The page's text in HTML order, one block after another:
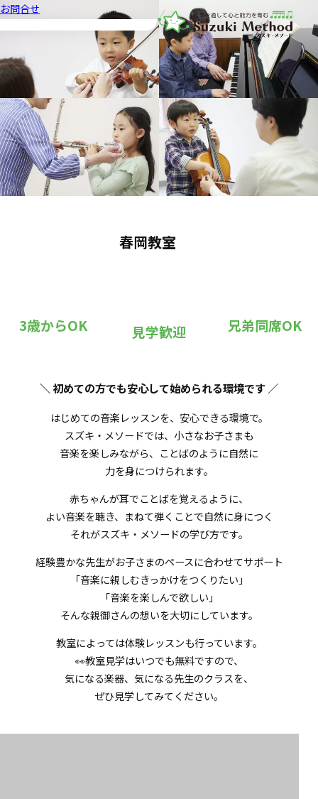
音楽教室スズキ・メソード | 公益
お問合せ
春岡教室
3歳からOK 見学歓迎 兄弟同席OK
＼ 初めての方でも安心して始められる環境です／
はじめての音楽レッスンを、安心できる環境で。
スズキ・メソードでは、小さなお子さまも
音楽を楽しみながら、ことばのように自然に
力を身につけられます。
赤ちゃんが耳でことばを覚えるように、
よい音楽を聴き、まねて弾くことで自然に身につく
それがスズキ・メソードの学び方です。
経験豊かな先生がお子さまのペースに合わせてサポート
「音楽に親しむきっかけをつくりたい」
「音楽を楽しんで欲しい」
そんな親御さんの想いを大切にしています。
教室によっては体験レッスンも行っています。
👀教室見学はいつでも無料ですので、
気になる楽器、気になる先生のクラスを、
ぜひ見学してみてください。